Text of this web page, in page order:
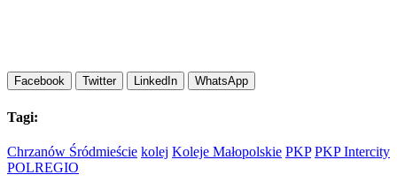
Facebook Twitter LinkedIn WhatsApp
Tagi:
Chrzanów Śródmieście kolej Koleje Małopolskie PKP PKP Intercity
POLREGIO